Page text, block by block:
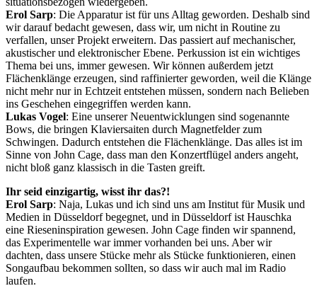
Erol Sarp: Die Apparatur ist für uns Alltag geworden. Deshalb sind
wir darauf bedacht gewesen, dass wir, um nicht in Routine zu
verfallen, unser Projekt erweitern. Das passiert auf mechanischer,
akustischer und elektronischer Ebene. Perkussion ist ein wichtiges
Thema bei uns, immer gewesen. Wir können außerdem jetzt
Flächenklänge erzeugen, sind raffinierter geworden, weil die Klänge
nicht mehr nur in Echtzeit entstehen müssen, sondern nach Belieben
ins Geschehen eingegriffen werden kann.
Lukas Vogel: Eine unserer Neuentwicklungen sind sogenannte
Bows, die bringen Klaviersaiten durch Magnetfelder zum
Schwingen. Dadurch entstehen die Flächenklänge. Das alles ist im
Sinne von John Cage, dass man den Konzertflügel anders angeht,
nicht bloß ganz klassisch in die Tasten greift.
Ihr seid einzigartig, wisst ihr das?!
Erol Sarp: Naja, Lukas und ich sind uns am Institut für Musik und
Medien in Düsseldorf begegnet, und in Düsseldorf ist Hauschka
eine Rieseninspiration gewesen. John Cage finden wir spannend,
das Experimentelle war immer vorhanden bei uns. Aber wir
dachten, dass unsere Stücke mehr als Stücke funktionieren, einen
Songaufbau bekommen sollten, so dass wir auch mal im Radio
laufen.